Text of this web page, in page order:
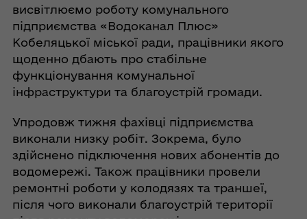
висвітлюємо роботу комунального
підприємства «Водоканал Плюс»
Кобеляцької міської ради, працівники якого
щоденно дбають про стабільне
функціонування комунальної
інфраструктури та благоустрій громади.
Упродовж тижня фахівці підприємства
виконали низку робіт. Зокрема, було
здійснено підключення нових абонентів до
водомережі. Також працівники провели
ремонтні роботи у колодязях та траншеї,
після чого виконали благоустрій території